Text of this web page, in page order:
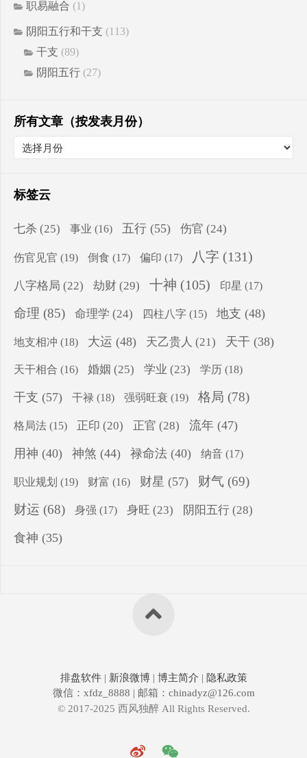
职易融合 (1)
阴阳五行和干支 (113)
干支 (89)
阴阳五行 (27)
所有文章（按发表月份）
标签云
七杀 (25) 事业 (16) 五行 (55) 伤官 (24)
伤官见官 (19) 倒食 (17) 偏印 (17) 八字 (131)
八字格局 (22) 劫财 (29) 十神 (105) 印星 (17)
命理 (85) 命理学 (24) 四柱八字 (15) 地支 (48)
地支相冲 (18) 大运 (48) 天乙贵人 (21) 天干 (38)
天干相合 (16) 婚姻 (25) 学业 (23) 学历 (18)
干支 (57) 干禄 (18) 强弱旺衰 (19) 格局 (78)
格局法 (15) 正印 (20) 正官 (28) 流年 (47)
用神 (40) 神煞 (44) 禄命法 (40) 纳音 (17)
职业规划 (19) 财富 (16) 财星 (57) 财气 (69)
财运 (68) 身强 (17) 身旺 (23) 阴阳五行 (28)
食神 (35)
排盘软件 | 新浪微博 | 博主简介 | 隐私政策
微信：xfdz_8888 | 邮箱：chinadyz@126.com
© 2017-2025 西风独醉 All Rights Reserved.